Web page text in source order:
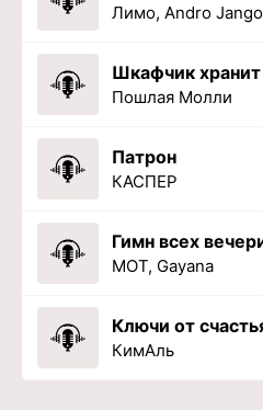
Лимо, Andro Jango
Шкафчик
Пошлая Молли
Патрон
КАСПЕР
Гимн всех
МОТ, Gayana
Ключи от
КимАль